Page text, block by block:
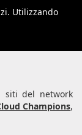
Utilizzando
siti del network
Champions,